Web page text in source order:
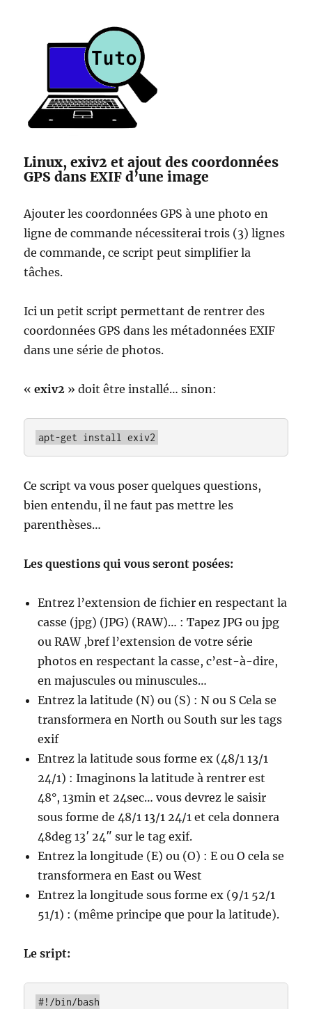
Linux, exiv2 et ajout des coordonnées
GPS dans EXIF d’une image
Ajouter les coordonnées GPS à une photo en
ligne de commande nécessiterai trois (3) lignes
de commande, ce script peut simplifier la
tâches.
Ici un petit script permettant de rentrer des
coordonnées GPS dans les métadonnées EXIF
dans une série de photos.
«exiv2 » doit être installé… sinon:
apt-get install exiv2
Ce script va vous poser quelques questions,
bien entendu, il ne faut pas mettre les
parenthèses…
Les questions qui vous seront posées:
Entrez l’extension de fichier en respectant la
casse (jpg) (JPG) (RAW)… : Tapez JPG ou jpg
ou RAW ,bref l’extension de votre série
photos en respectant la casse, c’est-à-dire,
en majuscules ou minuscules…
Entrez la latitude (N) ou (S) : N ou S Cela se
transformera en North ou South sur les tags
exif
Entrez la latitude sous forme ex (48/1 13/1
24/1) : Imaginons la latitude à rentrer est
48°, 13min et 24sec… vous devrez le saisir
sous forme de 48/1 13/1 24/1 et cela donnera
48deg 13′ 24″ sur le tag exif.
Entrez la longitude (E) ou (O) : E ou O cela se
transformera en East ou West
Entrez la longitude sous forme ex (9/1 52/1
51/1) : (même principe que pour la latitude).
Le sript:
#!/bin/bash